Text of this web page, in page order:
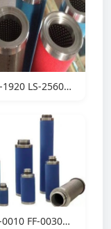
超滤LS-1920 LS-2560滤芯
超滤FF-0010 FF-0030滤芯